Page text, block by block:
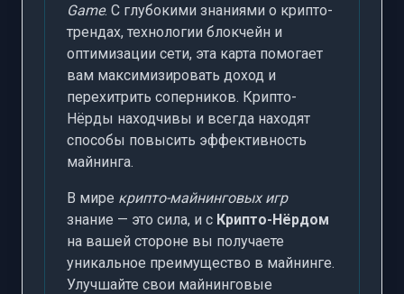
Game. С глубокими знаниями о крипто-
трендах, технологии блокчейн и
оптимизации сети, эта карта помогает
вам максимизировать доход и
перехитрить соперников. Крипто-
Нёрды находчивы и всегда находят
способы повысить эффективность
майнинга.
В мире крипто-майнинговых игр
знание — это сила, и с Крипто-Нёрдом
на вашей стороне вы получаете
уникальное преимущество в майнинге.
Улучшайте свои майнинговые